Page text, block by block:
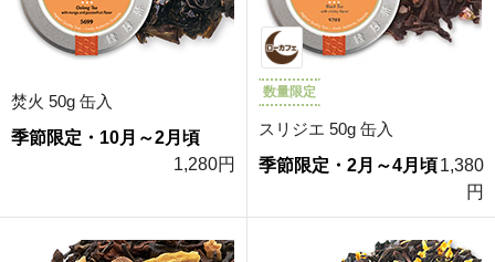
焚火 50g 缶入
季節限定・10月～2月頃
1,280円
数量限定
スリジエ 50g 缶入
季節限定・2月～4月頃1,380
円